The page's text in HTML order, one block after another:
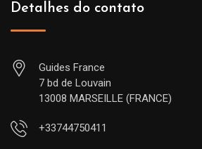
Detalhes do contato
Guides France
7 bd de Louvain
13008 MARSEILLE (FRANCE)
+33744750411